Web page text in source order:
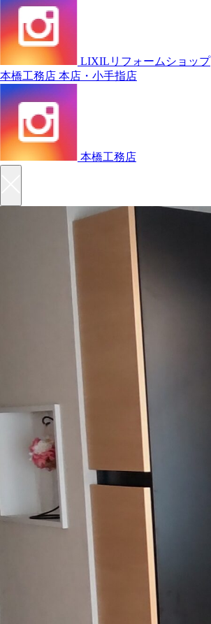
LIXILリフォームショップ
本橋工務店 本店・小手指店
本橋工務店